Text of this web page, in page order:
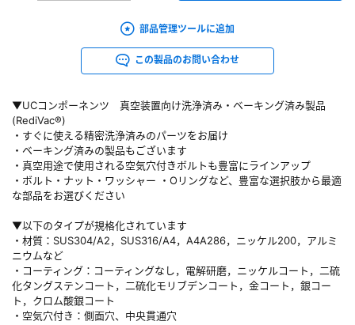
▼UCコンポーネンツ 真空装置向け洗浄済み・ベーキング済み製品
(RediVac®)
・すぐに使える精密洗浄済みのパーツをお届け
・ベーキング済みの製品もございます
・真空用途で使用される空気穴付きボルトも豊富にラインアップ
・ボルト・ナット・ワッシャー ・Oリングなど、豊富な選択肢から最適
な部品をお選びください
▼以下のタイプが規格化されています
・材質：SUS304/A2，SUS316/A4，A4A286，ニッケル200，アルミ
ニウムなど
・コーティング：コーティングなし，電解研磨，ニッケルコート，二硫
化タングステンコート，二硫化モリブデンコート，金コート，銀コー
ト，クロム酸銀コート
・空気穴付き：側面穴、中央貫通穴
部品管理ツールに追加
この製品のお問い合わせ
ログイン
※パスワードをお忘れの方は、パスワード再発行ページへ
※メールアドレスを忘れた方は、 お問い合わせページよりお問い合わせくださ